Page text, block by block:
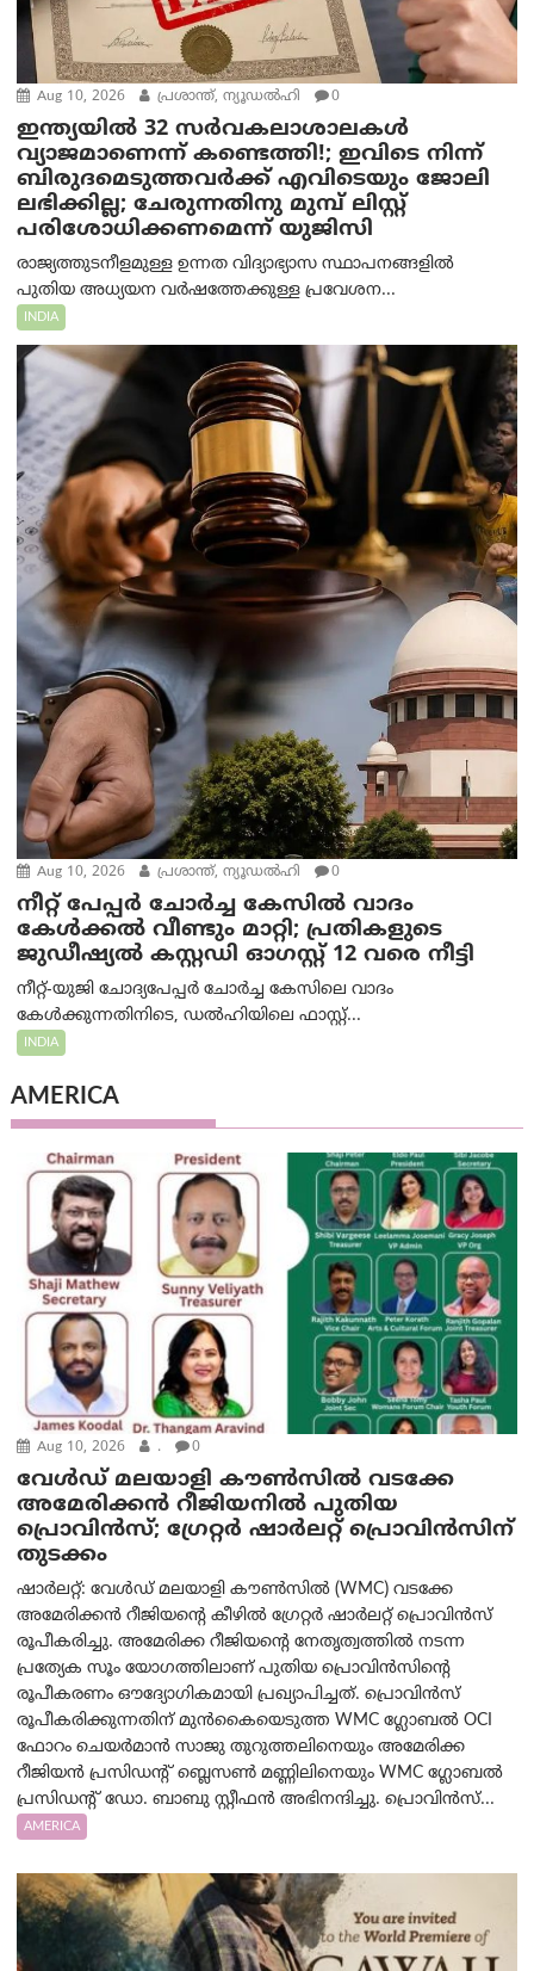
Aug 10, 2026 പ്രശാന്ത്, ന്യൂഡല്‍ഹി 0
ഇന്ത്യയില്‍ 32 സർവകലാശാലകൾ
വ്യാജമാണെന്ന് കണ്ടെത്തി!; ഇവിടെ നിന്ന്
ബിരുദമെടുത്തവര്‍ക്ക് എവിടെയും ജോലി
ലഭിക്കില്ല; ചേരുന്നതിനു മുമ്പ് ലിസ്റ്റ്
പരിശോധിക്കണമെന്ന് യുജിസി
രാജ്യത്തുടനീളമുള്ള ഉന്നത വിദ്യാഭ്യാസ സ്ഥാപനങ്ങളിൽ
പുതിയ അധ്യയന വർഷത്തേക്കുള്ള പ്രവേശന...
INDIA
Aug 10, 2026 പ്രശാന്ത്, ന്യൂഡല്‍ഹി 0
നീറ്റ് പേപ്പർ ചോർച്ച കേസിൽ വാദം
കേൾക്കൽ വീണ്ടും മാറ്റി; പ്രതികളുടെ
ജുഡീഷ്യൽ കസ്റ്റഡി ഓഗസ്റ്റ് 12 വരെ നീട്ടി
നീറ്റ്-യുജി ചോദ്യപേപ്പർ ചോർച്ച കേസിലെ വാദം
കേൾക്കുന്നതിനിടെ, ഡൽഹിയിലെ ഫാസ്റ്റ്...
INDIA
AMERICA
Aug 10, 2026 . 0
വേൾഡ് മലയാളി കൗൺസിൽ വടക്കേ
അമേരിക്കൻ റീജിയനിൽ പുതിയ
പ്രൊവിൻസ്; ഗ്രേറ്റർ ഷാർലറ്റ് പ്രൊവിൻസിന്
തുടക്കം
ഷാർലറ്റ്: വേൾഡ് മലയാളി കൗൺസിൽ (WMC) വടക്കേ
അമേരിക്കൻ റീജിയന്റെ കീഴിൽ ഗ്രേറ്റർ ഷാർലറ്റ് പ്രൊവിൻസ്
രൂപീകരിച്ചു. അമേരിക്ക റീജിയന്റെ നേതൃത്വത്തിൽ നടന്ന
പ്രത്യേക സൂം യോഗത്തിലാണ് പുതിയ പ്രൊവിൻസിന്റെ
രൂപീകരണം ഔദ്യോഗികമായി പ്രഖ്യാപിച്ചത്. പ്രൊവിൻസ്
രൂപീകരിക്കുന്നതിന് മുൻകൈയെടുത്ത WMC ഗ്ലോബൽ OCI
ഫോറം ചെയർമാൻ സാജു തുറുത്തലിനെയും അമേരിക്ക
റീജിയൻ പ്രസിഡന്റ് ബ്ലെസൺ മണ്ണിലിനെയും WMC ഗ്ലോബൽ
പ്രസിഡന്റ് ഡോ. ബാബു സ്റ്റീഫൻ അഭിനന്ദിച്ചു. പ്രൊവിൻസ്...
AMERICA